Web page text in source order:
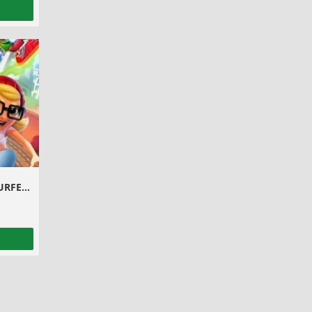
MÉTODO BUGADO – MONEYZ SURFERS